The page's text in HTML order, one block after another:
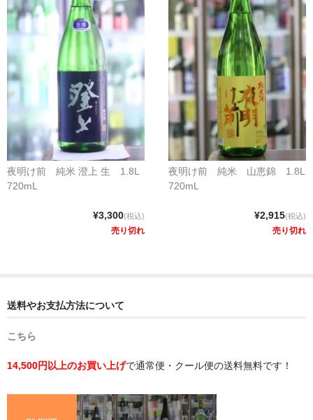
夜明け前 純米 澄上 生 1.8L
720mL
¥3,300(税込)
売り切れ
夜明け前 純米 山恵錦 1.8L
720mL
¥2,915(税込)
売り切れ
送料やお支払方法について
こちら
14,500円以上のお買い上げで通常便・クール便の送料無料です！